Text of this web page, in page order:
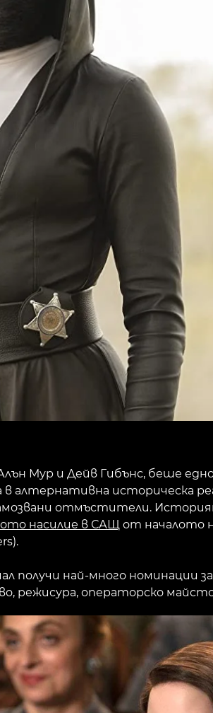
Мур и Дейв Гибънс, беше
алтернативна историческа
отмъстители.
насилие в САЩ от началото
получи най-много номинации
режисура, операторско